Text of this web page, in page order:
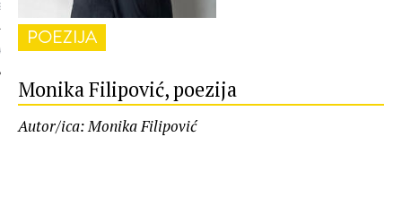
POEZIJA
Monika Filipović, poezija
Autor/ica: Monika Filipović